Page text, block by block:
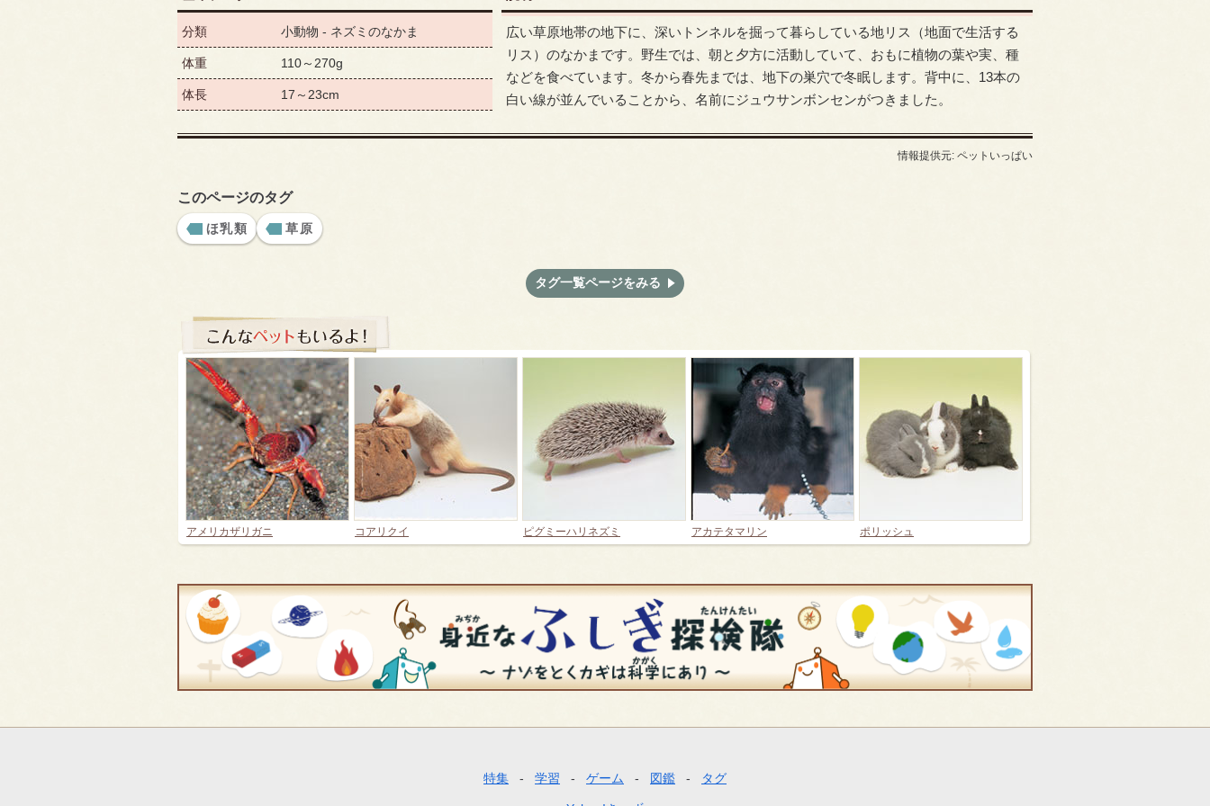
分類 小動物 - ネズミのなかま
体重 110～270g
体長 17～23cm
広い草原地帯の地下に、深いトンネルを掘って暮らしている地リス（地面で生活する
リス）のなかまです。野生では、朝と夕方に活動していて、おもに植物の葉や実、種
などを食べています。冬から春先までは、地下の巣穴で冬眠します。背中に、13本の
白い線が並んでいることから、名前にジュウサンボンセンがつきました。
情報提供元: ペットいっぱい
このページのタグ
ほ乳類 草原
タグ一覧ページをみる
アメリカザリガニ コアリクイ ピグミーハリネズミ アカテタマリン ポリッシュ
特集 学習 ゲーム 図鑑 タグ